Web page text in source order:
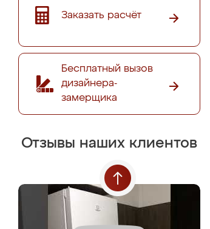
Заказать расчёт
Бесплатный вызов
дизайнера-
замерщика
Отзывы наших клиентов